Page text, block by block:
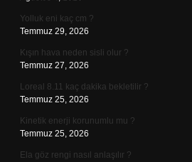
Yolluk eni kaç cm ?
Temmuz 29, 2026
Kışın hava neden sisli olur ?
Temmuz 27, 2026
Loreal 8.11 kaç dakika bekletilir ?
Temmuz 25, 2026
Kinetik enerji korunumlu mu ?
Temmuz 25, 2026
Ela göz rengi nasıl anlaşılır ?